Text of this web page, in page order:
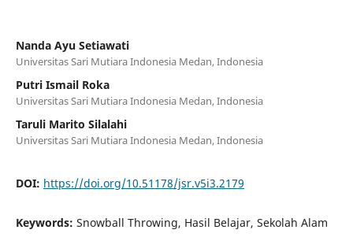
Nanda Ayu Setiawati
Universitas Sari Mutiara Indonesia Medan, Indonesia
Putri Ismail Roka
Universitas Sari Mutiara Indonesia Medan, Indonesia
Taruli Marito Silalahi
Universitas Sari Mutiara Indonesia Medan, Indonesia
DOI: https://doi.org/10.51178/jsr.v5i3.2179
Keywords: Snowball Throwing, Hasil Belajar, Sekolah Alam